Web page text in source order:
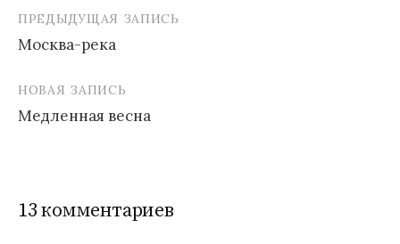
а
г
ПРЕДЫДУЩАЯ ЗАПИСЬ
Москва-река
НОВАЯ ЗАПИСЬ
Медленная весна
13 комментариев